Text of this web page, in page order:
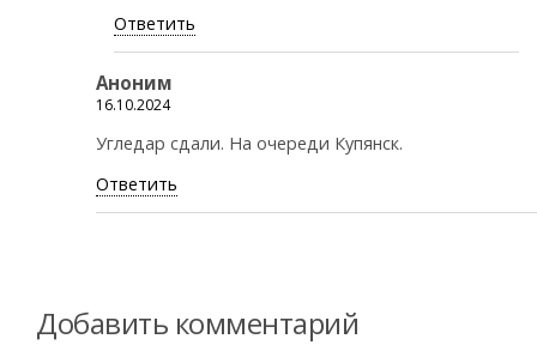
Ответить
Аноним
16.10.2024
Угледар сдали. На очереди Купянск.
Ответить
Добавить комментарий